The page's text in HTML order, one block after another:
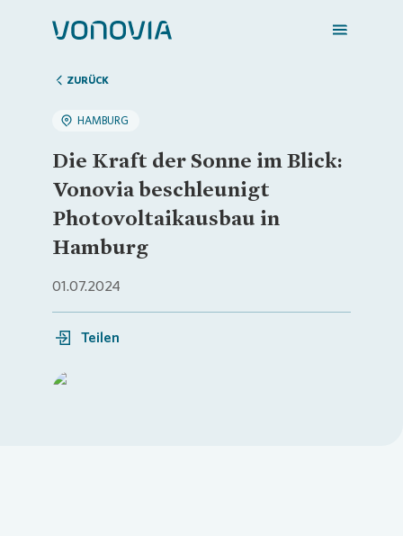
Zuhause finden
Mein Zuhause
Meine Stadt
ZURÜCK
HAMBURG
Die Kraft der Sonne im Blick:
Vonovia beschleunigt
Photovoltaikausbau in
Hamburg
01.07.2024
Teilen